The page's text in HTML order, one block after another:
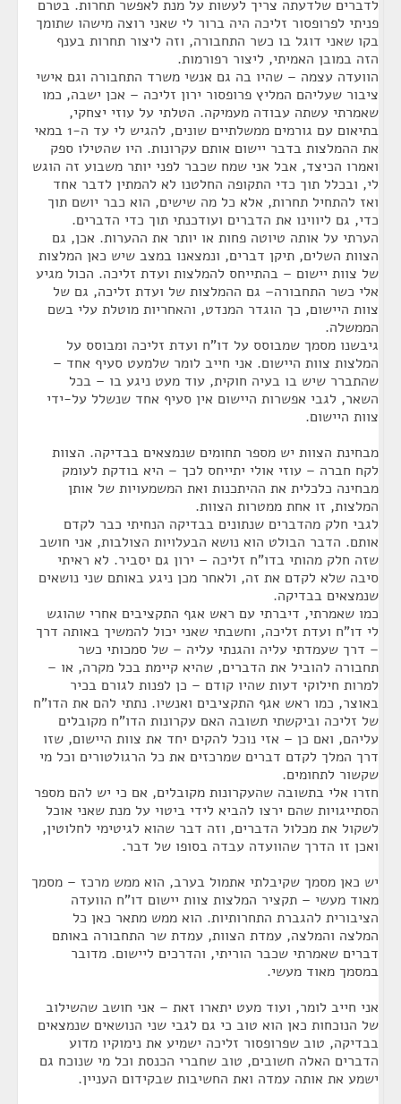
לדברים שלדעתה צריך לעשות על מנת לאפשר תחרות. בטרם
פניתי לפרופסור זליכה היה ברור לי שאני רוצה מישהו שתומך
בקו שאני דוגל בו כשר התחבורה, וזה ליצור תחרות בענף
הזה במובן האמיתי, ליצור רפורמות.
הוועדה עצמה – שהיו בה גם אנשי משרד התחבורה וגם אישי
ציבור שעליהם המליץ פרופסור ירון זליכה – אכן ישבה, כמו
שאמרתי עשתה עבודה מעמיקה. הטלתי על עוזי יצחקי,
בתיאום עם גורמים ממשלתיים שונים, להגיש לי עד ה-1 במאי
את ההמלצות בדבר יישום אותם עקרונות. היו שהטילו ספק
ואמרו הכיצד, אבל אני שמח שכבר לפני יותר משבוע זה הוגש
לי, ובכלל תוך כדי התקופה החלטנו לא להמתין לדבר אחד
ואז להתחיל תחרות, אלא כל מה שישים, הוא כבר יושם תוך
כדי, גם ליווינו את הדברים ועודכנתי תוך כדי הדברים.
הערתי על אותה טיוטה פחות או יותר את ההערות. אכן, גם
הצוות השלים, תיקן דברים, ונמצאנו במצב שיש כאן המלצות
של צוות יישום – בהתייחס להמלצות ועדת זליכה. הכול מגיע
אלי כשר התחבורה– גם ההמלצות של ועדת זליכה, גם של
צוות היישום, כך הוגדר המנדט, והאחריות מוטלת עלי בשם
הממשלה.
גיבשנו מסמך שמבוסס על דו"ח ועדת זליכה ומבוסס על
המלצות צוות היישום. אני חייב לומר שלמעט סעיף אחד –
שהתברר שיש בו בעיה חוקית, עוד מעט ניגע בו – בכל
השאר, לגבי אפשרות היישום אין סעיף אחד שנשלל על-ידי
צוות היישום.
מבחינת הצוות יש מספר תחומים שנמצאים בבדיקה. הצוות
לקח חברה – עוזי אולי יתייחס לכך – היא בודקת לעומק
מבחינה כלכלית את ההיתכנות ואת המשמעויות של אותן
המלצות, זו אחת ממטרות הצוות.
לגבי חלק מהדברים שנתונים בבדיקה הנחיתי כבר לקדם
אותם. הדבר הבולט הוא נושא הבעלויות הצולבות, אני חושב
שזה חלק מהותי בדו"ח זליכה – ירון גם יסביר. לא ראיתי
סיבה שלא לקדם את זה, ולאחר מכן ניגע באותם שני נושאים
שנמצאים בבדיקה.
כמו שאמרתי, דיברתי עם ראש אגף התקציבים אחרי שהוגש
לי דו"ח ועדת זליכה, וחשבתי שאני יכול להמשיך באותה דרך
– דרך שעמדתי עליה והגנתי עליה – של סמכותי כשר
תחבורה להוביל את הדברים, שהיא קיימת בכל מקרה, או –
למרות חילוקי דעות שהיו קודם – כן לפנות לגורם בכיר
באוצר, כמו ראש אגף התקציבים ואנשיו. נתתי להם את הדו"ח
של זליכה וביקשתי תשובה האם עקרונות הדו"ח מקובלים
עליהם, ואם כן – אזי נוכל להקים יחד את צוות היישום, שזו
דרך המלך לקדם דברים שמרכזים את כל הרגולטורים וכל מי
שקשור לתחומים.
חזרו אלי בתשובה שהעקרונות מקובלים, אם כי יש להם מספר
הסתייגויות שהם ירצו להביא לידי ביטוי על מנת שאני אוכל
לשקול את מכלול הדברים, וזה דבר שהוא לגיטימי לחלוטין,
ואכן זו הדרך שהוועדה עבדה בסופו של דבר.
יש כאן מסמך שקיבלתי אתמול בערב, הוא ממש מרכז – מסמך
מאוד מעשי – תקציר המלצות צוות יישום דו"ח הוועדה
הציבורית להגברת התחרותיות. הוא ממש מתאר כאן כל
המלצה והמלצה, עמדת הצוות, עמדת שר התחבורה באותם
דברים שאמרתי שכבר הוריתי, והדרכים ליישום. מדובר
במסמך מאוד מעשי.
אני חייב לומר, ועוד מעט יתארו זאת – אני חושב שהשילוב
של הנוכחות כאן הוא טוב כי גם לגבי שני הנושאים שנמצאים
בבדיקה, טוב שפרופסור זליכה ישמיע את נימוקיו מדוע
הדברים האלה חשובים, טוב שחברי הכנסת וכל מי שנוכח גם
ישמע את אותה עמדה ואת החשיבות שבקידום העניין.